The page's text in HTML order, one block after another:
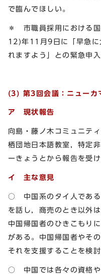
で臨んでほしい。
＊ 市職員採用における
12)年11月9日に「早急に
れますよう」との緊急申
(3) 第3回会議：ニューカ
ア 現状報告
向島・藤ノ木コミュニテ
栖団地日本語教室，特定
ーきょうとから報告を受け
イ 主な意見
○ 中国系のタイ人である
を話し，商売のとき以外
中国帰国者のひきこもり
がある。中国帰国者やそ
それを支援することを検
○ 中国では各々の資格や